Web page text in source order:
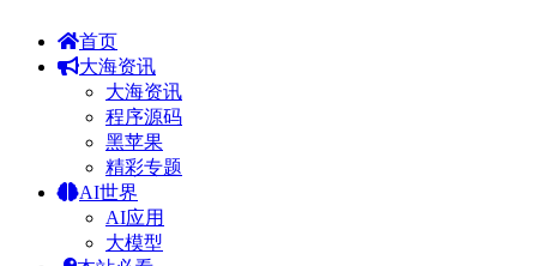
首页
大海资讯
大海资讯
程序源码
黑苹果
精彩专题
AI世界
AI应用
大模型